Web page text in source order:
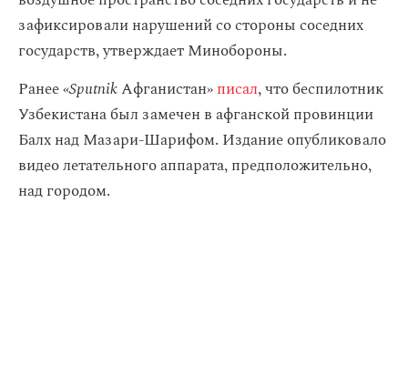
зафиксировали нарушений со стороны соседних
государств, утверждает Минобороны.
Ранее «SputnikАфганистан»писал, что беспилотник
Узбекистана был замечен в афганской провинции
Балх над Мазари-Шарифом. Издание опубликовало
видео летательного аппарата, предположительно,
над городом.